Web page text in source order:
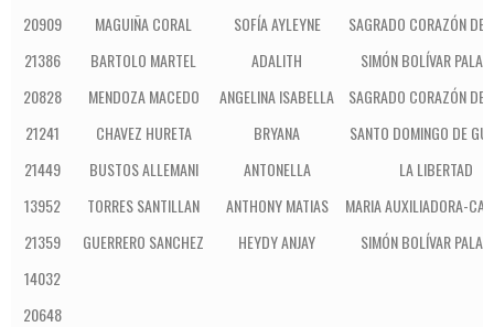
20909
MAGUIÑA CORAL SOFÍA AYLEYNE
SAGRADO CORAZÓN DE
21386
BARTOLO MARTEL ADALITH
SIMÓN BOLÍVAR
20828
MENDOZA MACEDO ANGELINA ISABELLA
SAGRADO CORAZÓN DE
21241
CHAVEZ HURETA BRYANA
SANTO DOMINGO DE
21449
BUSTOS ALLEMANI ANTONELLA
LA LIBERTAD
13952
TORRES SANTILLAN ANTHONY MATIAS
MARIA AUXILIADORA-
21359
GUERRERO SANCHEZ HEYDY ANJAY
SIMÓN BOLÍVAR
14032
20648